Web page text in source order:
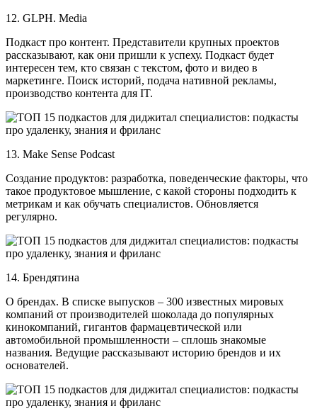
12. GLPH. Media
Подкаст про контент. Представители крупных проектов
рассказывают, как они пришли к успеху. Подкаст будет
интересен тем, кто связан с текстом, фото и видео в
маркетинге. Поиск историй, подача нативной рекламы,
производство контента для IT.
13. Make Sense Podcast
Создание продуктов: разработка, поведенческие факторы, что
такое продуктовое мышление, с какой стороны подходить к
метрикам и как обучать специалистов. Обновляется
регулярно.
14. Брендятина
О брендах. В списке выпусков – 300 известных мировых
компаний от производителей шоколада до популярных
кинокомпаний, гигантов фармацевтической или
автомобильной промышленности – сплошь знакомые
названия. Ведущие рассказывают историю брендов и их
основателей.